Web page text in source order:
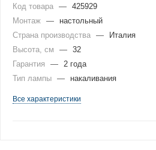
Код товара — 425929
Монтаж —
настольный
Страна производства —
Италия
Высота, см
— 32
Гарантия
—
2 года
Тип лампы — накаливания
Все характеристики